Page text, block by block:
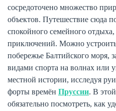
сосредоточено множество
объектов. Путешествие сюда
спокойного семейного
приключений. Можно
побережье Балтийского моря,
видами спорта на волнах или
местной истории, исследуя
форты времён Пруссии. В
обязательно посмотреть, как